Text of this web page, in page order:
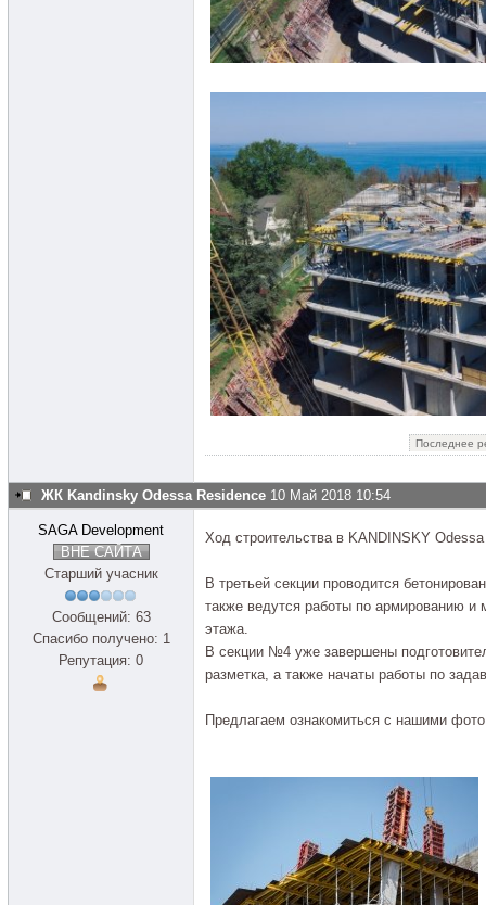
Последнее
ЖК Kandinsky Odessa Residence 10 Май 2018 10:54
SAGA Development
ВНЕ САЙТА
Старший учасник
Сообщений: 63
Спасибо получено: 1
Репутация: 0
Ход строительства в KANDINSKY
В третьей секции проводится
также ведутся работы по армированию и
этажа.
В секции №4 уже завершены
разметка, а также начаты работы по
Предлагаем ознакомиться с нашими